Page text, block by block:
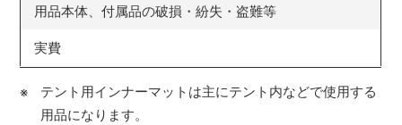
用品本体、付属品の破損・紛失・盗難等
実費
テント用インナーマットは主にテント内などで使用する
用品になります。